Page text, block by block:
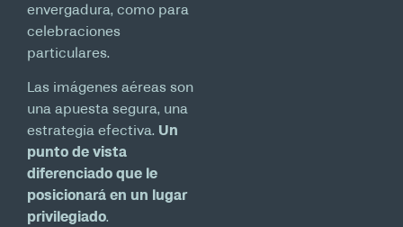
envergadura, como para
celebraciones
particulares.
Las imágenes aéreas son
una apuesta segura, una
estrategia efectiva. Un
punto de vista
diferenciado que le
posicionará en un lugar
privilegiado.